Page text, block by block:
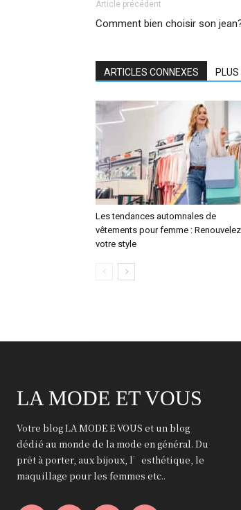
Article précédent
Comment bien choisir son
ARTICLES CONNEXES
Les tendances automnales de
vêtements pour femme : Renouvelez
votre style
LA MODE ET VOUS
Votre blog LA MODE E VOUS et un blog
dédié au monde de la mode en général. Du
prêt à porter, aux bijoux, l’esthétique, le
maquillage pour les femmes etc..